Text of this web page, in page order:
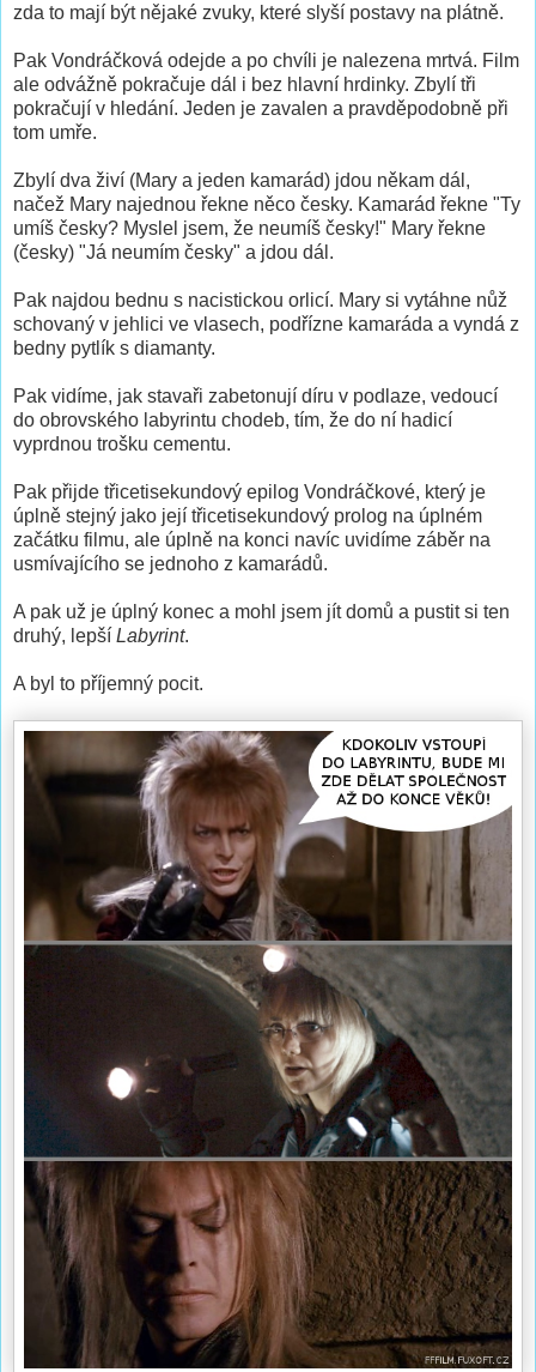
zda to mají být nějaké zvuky, které slyší postavy na plátně.
Pak Vondráčková odejde a po chvíli je nalezena mrtvá. Film
ale odvážně pokračuje dál i bez hlavní hrdinky. Zbylí tři
pokračují v hledání. Jeden je zavalen a pravděpodobně při
tom umře.
Zbylí dva živí (Mary a jeden kamarád) jdou někam dál,
načež Mary najednou řekne něco česky. Kamarád řekne "Ty
umíš česky? Myslel jsem, že neumíš česky!" Mary řekne
(česky) "Já neumím česky" a jdou dál.
Pak najdou bednu s nacistickou orlicí. Mary si vytáhne nůž
schovaný v jehlici ve vlasech, podřízne kamaráda a vyndá z
bedny pytlík s diamanty.
Pak vidíme, jak stavaři zabetonují díru v podlaze, vedoucí
do obrovského labyrintu chodeb, tím, že do ní hadicí
vyprdnou trošku cementu.
Pak přijde třicetisekundový epilog Vondráčkové, který je
úplně stejný jako její třicetisekundový prolog na úplném
začátku filmu, ale úplně na konci navíc uvidíme záběr na
usmívajícího se jednoho z kamarádů.
A pak už je úplný konec a mohl jsem jít domů a pustit si ten
druhý, lepší Labyrint.
A byl to příjemný pocit.